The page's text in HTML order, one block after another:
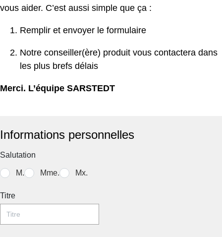
vous aider. C’est aussi simple que ça :
Remplir et envoyer le formulaire
Notre conseiller(ère) produit vous contactera dans
les plus brefs délais
Merci. L’équipe SARSTEDT
Informations personnelles
Salutation
M. Mme. Mx.
Titre